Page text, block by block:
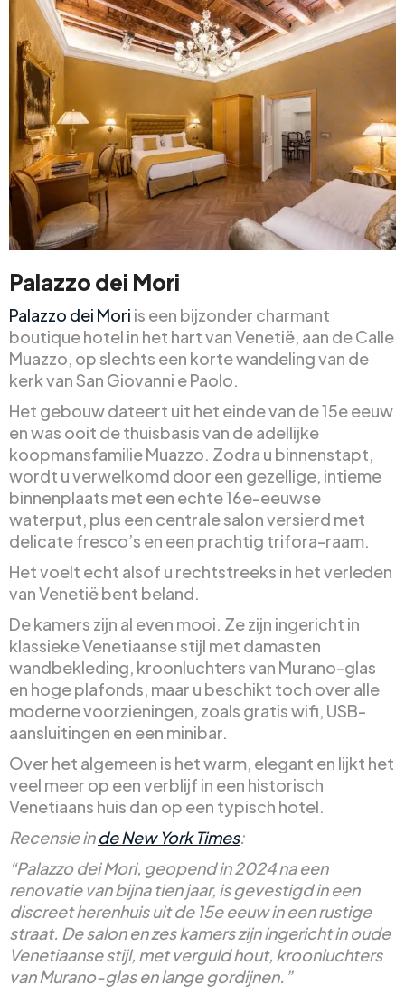
Palazzo dei Mori
Palazzo dei Mori is een bijzonder charmant
boutique hotel in het hart van Venetië, aan de Calle
Muazzo, op slechts een korte wandeling van de
kerk van San Giovanni e Paolo.
Het gebouw dateert uit het einde van de 15e eeuw
en was ooit de thuisbasis van de adellijke
koopmansfamilie Muazzo. Zodra u binnenstapt,
wordt u verwelkomd door een gezellige, intieme
binnenplaats met een echte 16e-eeuwse
waterput, plus een centrale salon versierd met
delicate fresco’s en een prachtig trifora-raam.
Het voelt echt alsof u rechtstreeks in het verleden
van Venetië bent beland.
De kamers zijn al even mooi. Ze zijn ingericht in
klassieke Venetiaanse stijl met damasten
wandbekleding, kroonluchters van Murano-glas
en hoge plafonds, maar u beschikt toch over alle
moderne voorzieningen, zoals gratis wifi, USB-
aansluitingen en een minibar.
Over het algemeen is het warm, elegant en lijkt het
veel meer op een verblijf in een historisch
Venetiaans huis dan op een typisch hotel.
Recensie inde New York Times:
“Palazzo dei Mori, geopend in 2024 na een
renovatie van bijna tien jaar, is gevestigd in een
discreet herenhuis uit de 15e eeuw in een rustige
straat. De salon en zes kamers zijn ingericht in oude
Venetiaanse stijl, met verguld hout, kroonluchters
van Murano-glas en lange gordijnen.”